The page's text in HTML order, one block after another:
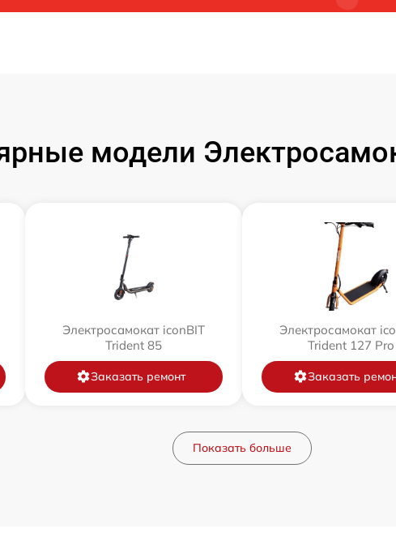
модели
Электросамокат iconBIT
Trident 85
Заказать ремонт
Электросамокат
Trident 127 Pro
Заказать
Показать больше